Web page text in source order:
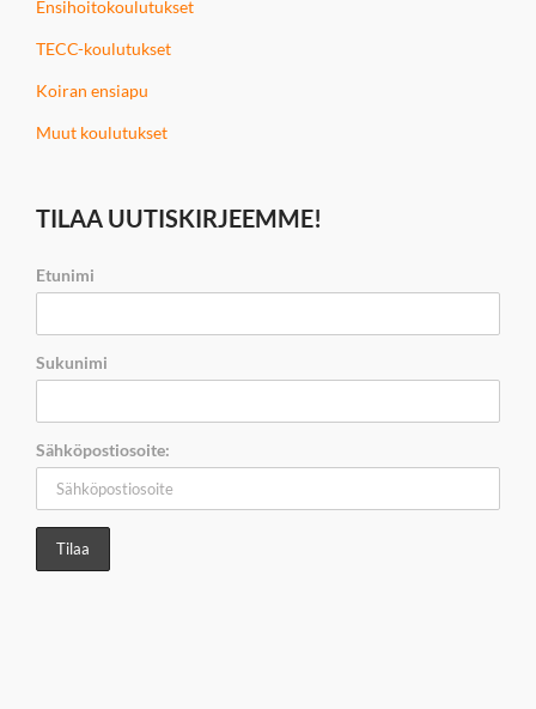
Ensihoitokoulutukset
TECC-koulutukset
Koiran ensiapu
Muut koulutukset
TILAA UUTISKIRJEEMME!
Etunimi
Sukunimi
Sähköpostiosoite: